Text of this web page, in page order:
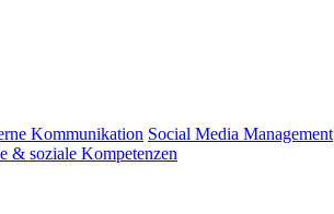
Kommunikation Social Media Management
& soziale Kompetenzen